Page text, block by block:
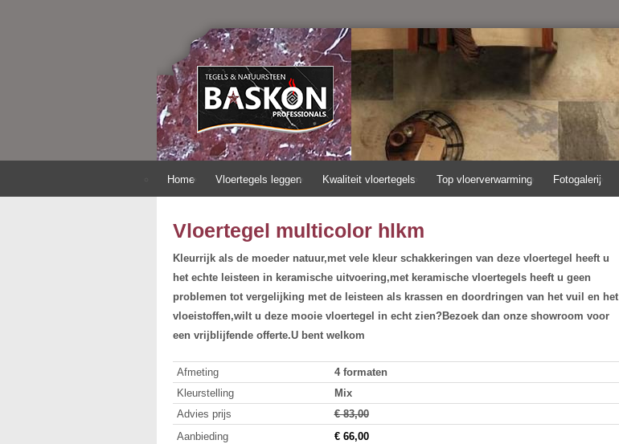
Home Vloertegels leggen Kwaliteit vloertegels Top vloerverwarming Fotogalerij
Vloertegel multicolor hlkm
Kleurrijk als de moeder natuur,met vele kleur schakkeringen van deze vloertegel heeft u
het echte leisteen in keramische uitvoering,met keramische vloertegels heeft u geen
problemen tot vergelijking met de leisteen als krassen en doordringen van het vuil en het
vloeistoffen,wilt u deze mooie vloertegel in echt zien?Bezoek dan onze showroom voor
een vrijblijfende offerte.U bent welkom
Afmeting
4 formaten
Kleurstelling
Mix
Advies prijs
€ 83,00
Aanbieding
€ 66,00